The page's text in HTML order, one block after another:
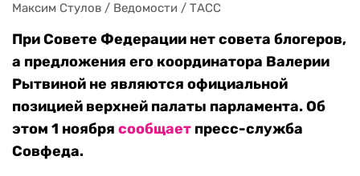
Максим Стулов / Ведомости / ТАСС
При Совете Федерации нет совета блогеров,
а предложения его координатора Валерии
Рытвиной не являются официальной
позицией верхней палаты парламента. Об
этом 1 ноября сообщает пресс-служба
Совфеда.